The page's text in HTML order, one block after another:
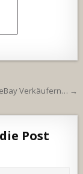
Verkäufern… →
Post